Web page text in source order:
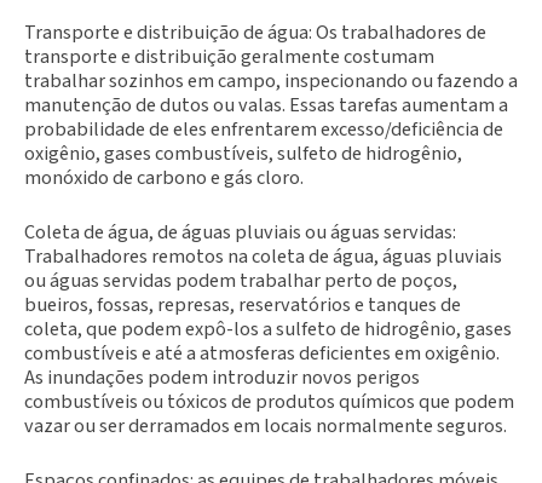
Transporte e distribuição de água: Os trabalhadores de
transporte e distribuição geralmente costumam
trabalhar sozinhos em campo, inspecionando ou fazendo a
manutenção de dutos ou valas. Essas tarefas aumentam a
probabilidade de eles enfrentarem excesso/deficiência de
oxigênio, gases combustíveis, sulfeto de hidrogênio,
monóxido de carbono e gás cloro.
Coleta de água, de águas pluviais ou águas servidas:
Trabalhadores remotos na coleta de água, águas pluviais
ou águas servidas podem trabalhar perto de poços,
bueiros, fossas, represas, reservatórios e tanques de
coleta, que podem expô-los a sulfeto de hidrogênio, gases
combustíveis e até a atmosferas deficientes em oxigênio.
As inundações podem introduzir novos perigos
combustíveis ou tóxicos de produtos químicos que podem
vazar ou ser derramados em locais normalmente seguros.